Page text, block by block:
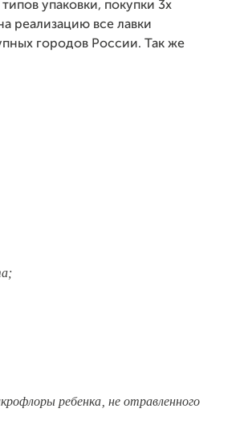
упаковки, покупки 3х
реализацию все лавки
городов России. Так же
ребенка‚ не отравленного